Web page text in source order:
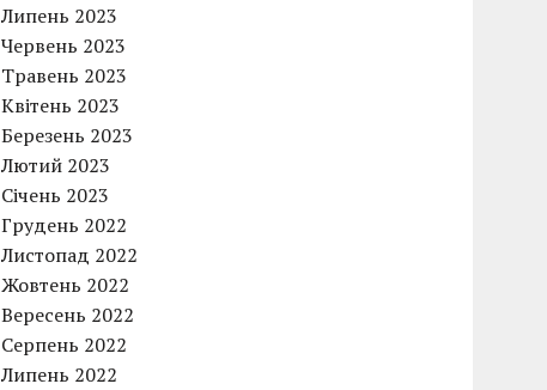
Липень 2023
Червень 2023
Травень 2023
Квітень 2023
Березень 2023
Лютий 2023
Січень 2023
Грудень 2022
Листопад 2022
Жовтень 2022
Вересень 2022
Серпень 2022
Липень 2022